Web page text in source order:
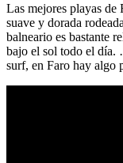
Las mejores playas de
suave y dorada
balneario es bastante
bajo el sol todo el día.
surf, en Faro hay algo